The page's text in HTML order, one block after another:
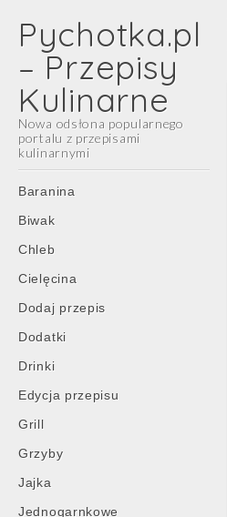
Pychotka.pl
– Przepisy
Kulinarne
Nowa odsłona popularnego
portalu z przepisami
kulinarnymi
Main
menu
Skip
content
Baranina
Biwak
Chleb
Cielęcina
Dodaj przepis
Dodatki
Drinki
Edycja przepisu
Grill
Grzyby
Jajka
Jednogarnkowe